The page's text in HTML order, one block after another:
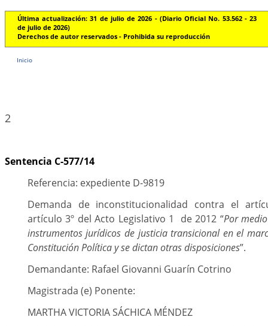
Última actualización: 31 de julio de 2026 - (Diario Oficial No. 53.562 - 23
de julio de 2026)
Derechos de autor reservados - Prohibida su reproducción
Inicio
2
Sentencia C-577/14
Referencia: expediente D-9819
Demanda de inconstitucionalidad contra el
artículo 3º del Acto Legislativo 1 de 2012 “Por
instrumentos jurídicos de justicia transicional en el
Constitución Política y se dictan otras disposiciones”.
Demandante: Rafael Giovanni Guarín Cotrino
Magistrada (e) Ponente:
MARTHA VICTORIA SÁCHICA MÉNDEZ